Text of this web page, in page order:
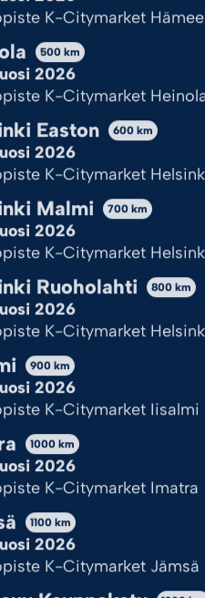
Kekseistä
evästeitä, jotta sivu toimii ja
ok?
kaikki
ja venetsialaisten
netistä ja nouda
vuoden.
Kouvolassa
parhaita ilotulitteita
, roomalaiset,lajitelmat
K-Citymarket
500 km
2026
K-Citymarket
Easton 600 km
2026
K-Citymarket
Malmi 700 km
2026
K-Citymarket
Ruoholahti 800 km
2026
K-Citymarket
900 km
2026
K-Citymarket Iisalmi
1000 km
2026
K-Citymarket Imatra
1100 km
2026
K-Citymarket Jämsä